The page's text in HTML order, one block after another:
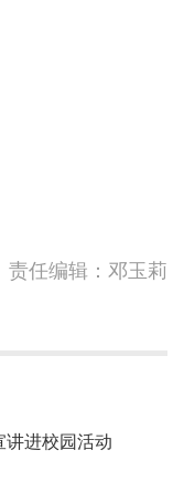
责任编辑：邓玉莉
进校园活动